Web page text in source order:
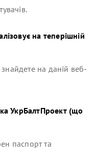
на теперішній
знайдете на даній веб-
УкрБалтПроект(що
паспорт та